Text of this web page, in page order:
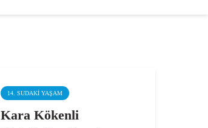
14. SUDAKI YAŞAM
Kara Kökenli